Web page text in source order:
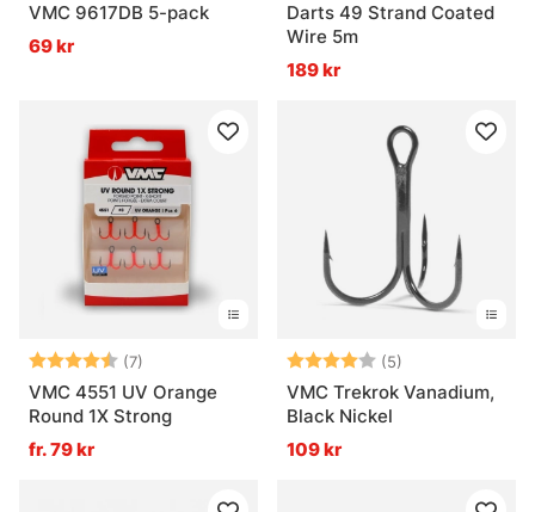
VMC 9617DB 5-pack
69 kr
Darts 49 Strand Coated
Wire 5m
189 kr
Betyg: (7)
4.7 utav 5 stjärnor
VMC 4551 UV Orange
Round 1X Strong
fr. 79 kr
Betyg: (5)
VMC Trekrok Vanadium,
Black Nickel
109 kr